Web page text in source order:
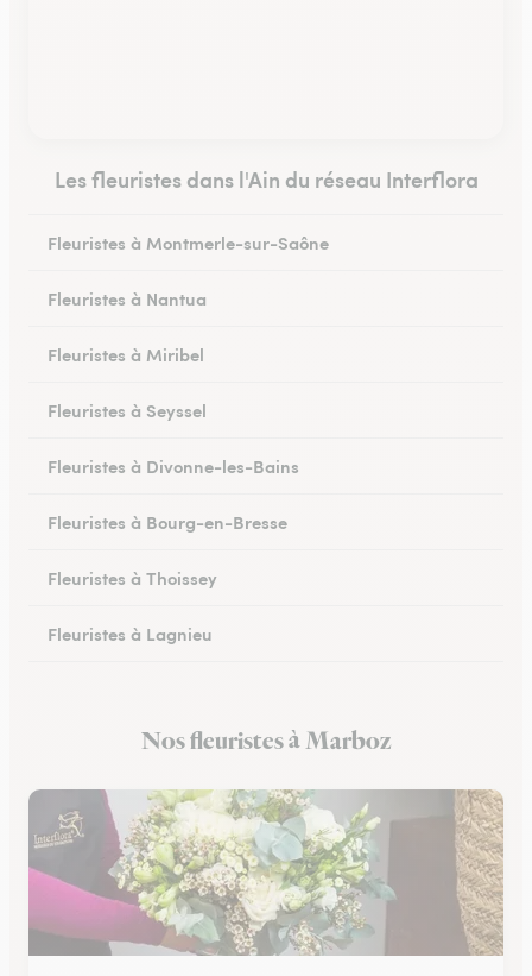
Les fleuristes dans l'Ain du réseau Interflora
Fleuristes à Montmerle-sur-Saône
Fleuristes à Nantua
Fleuristes à Miribel
Fleuristes à Seyssel
Fleuristes à Divonne-les-Bains
Fleuristes à Bourg-en-Bresse
Fleuristes à Thoissey
Fleuristes à Lagnieu
Fleuristes à OyonnaxNos fleuristes à Marboz